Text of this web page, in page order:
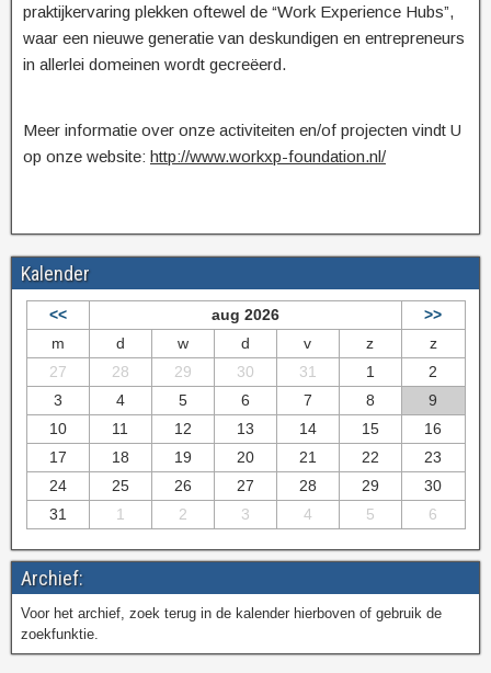
praktijkervaring plekken oftewel de “Work Experience Hubs”,
waar een nieuwe generatie van deskundigen en entrepreneurs
in allerlei domeinen wordt gecreëerd.
Meer informatie over onze activiteiten en/of projecten vindt U
op onze website: http://www.workxp-foundation.nl/
Kalender
<< aug 2026
>>
m
d w d v z
z
27
28 29 30 31 1
2
3
4 5 6 7 8
9
10
11 12 13 14 15
16
17
18 19 20 21 22
23
24
25 26 27 28 29
30
31
1 2 3 4 5 6
Archief:
Voor het archief, zoek terug in de kalender hierboven of gebruik de
zoekfunktie.